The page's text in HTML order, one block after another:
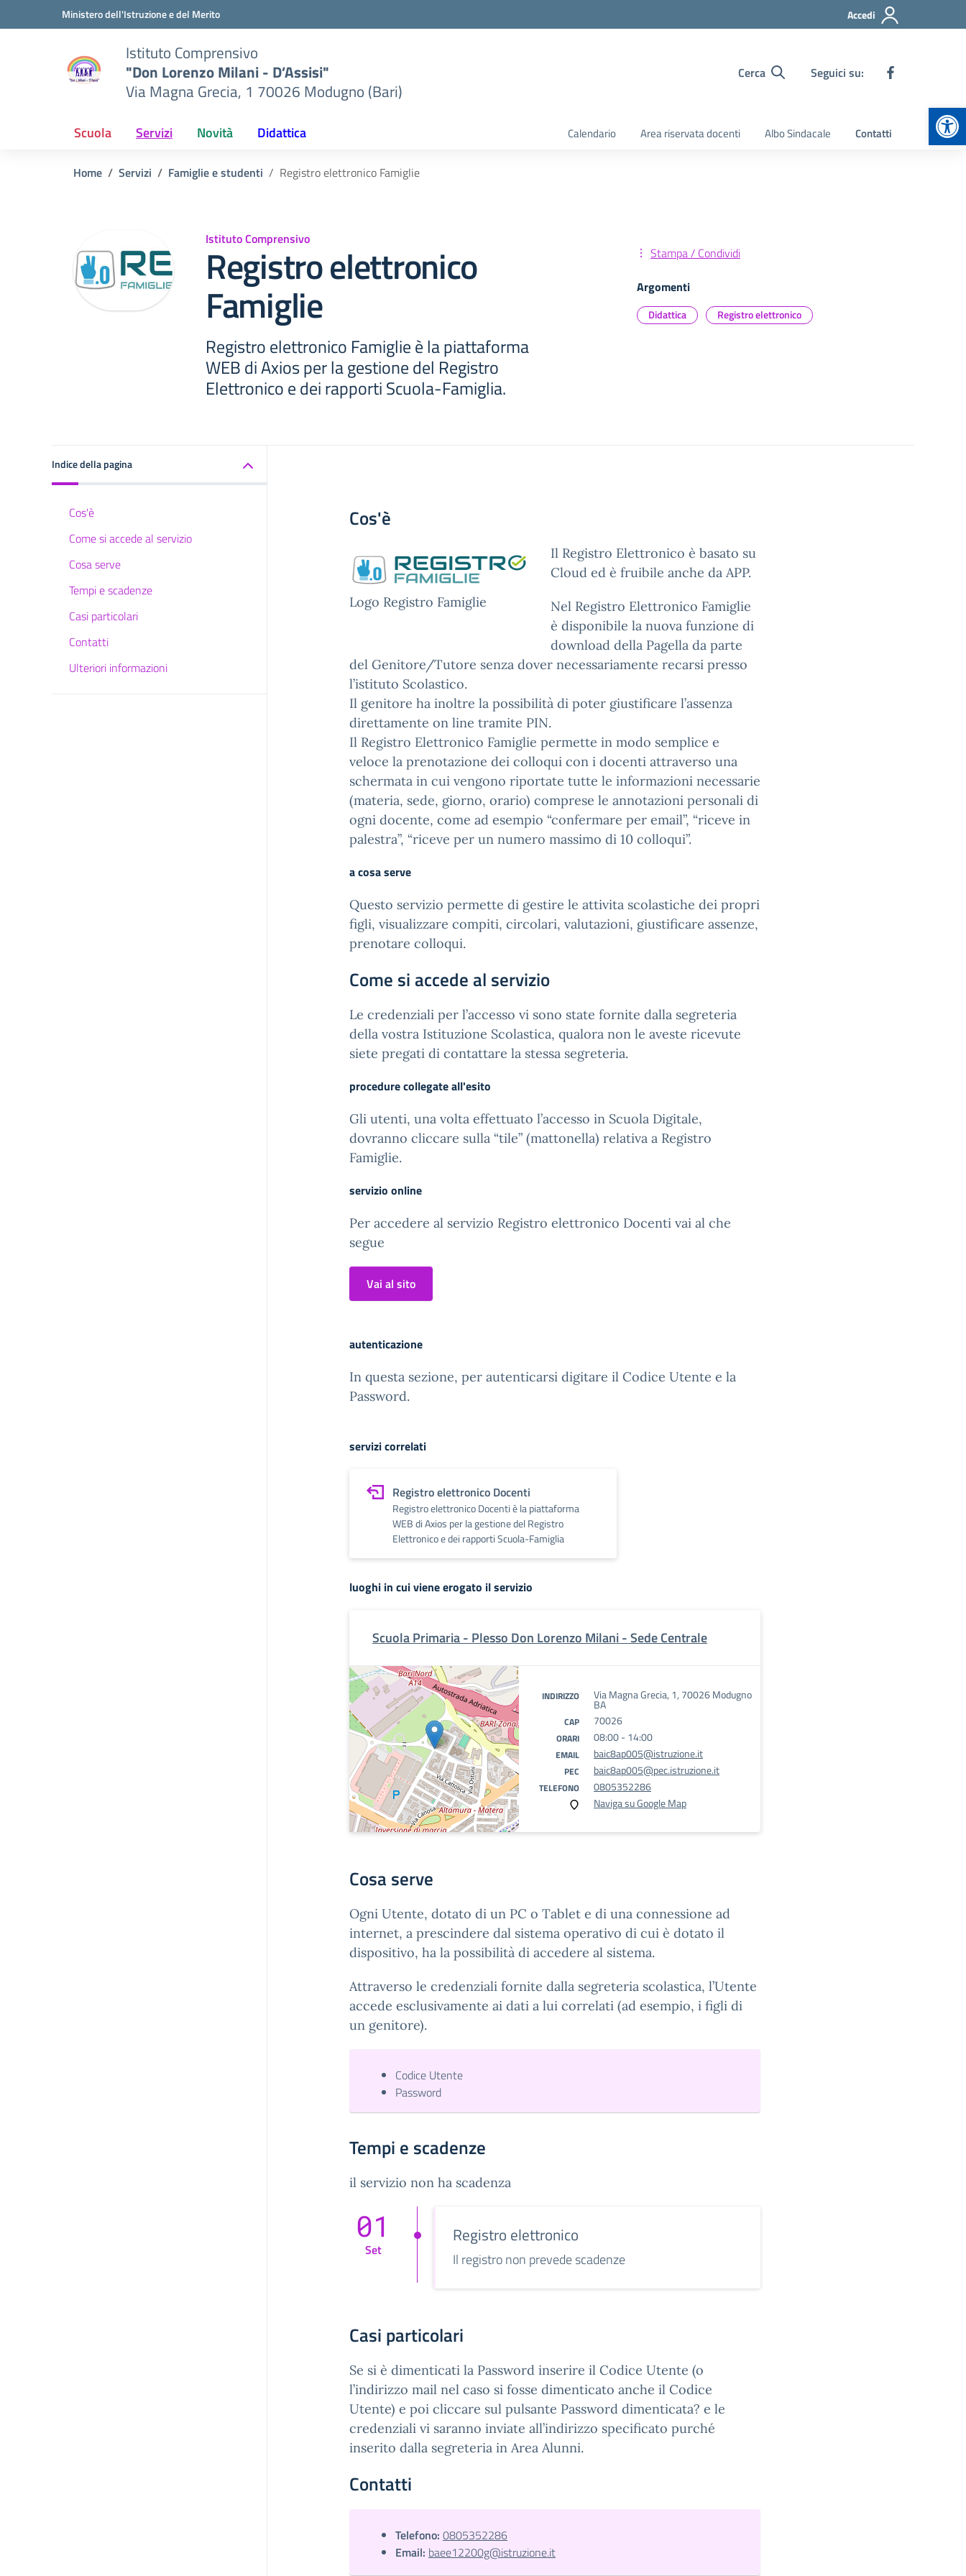
Vai ai contenuti
Vai al menu di navigazioneMinistero dell'Istruzione e del Merito Accedi
Istituto Comprensivo
"Don Lorenzo Milani - D’Assisi"
Via Magna Grecia, 1 70026 Modugno (Bari)
Cerca Seguici su:
Scuola Servizi Novità Didattica Calendario Area riservata docenti Albo Sindacale Contatti
Home Servizi Famiglie e studenti Registro elettronico Famiglie
Istituto Comprensivo
Registro elettronico
Famiglie
Registro elettronico Famiglie è la piattaforma
WEB di Axios per la gestione del Registro
Elettronico e dei rapporti Scuola-Famiglia.
Stampa / Condividi
Argomenti
Didattica Registro elettronico
Indice della pagina
Cos'è
Come si accede al servizio
Cosa serve
Tempi e scadenze
Casi particolari
Contatti
Ulteriori informazioni
Cos'è
Logo Registro Famiglie
Il Registro Elettronico è basato su
Cloud ed è fruibile anche da APP.
Nel Registro Elettronico Famiglie
è disponibile la nuova funzione di
download della Pagella da parte
del Genitore/Tutore senza dover necessariamente recarsi presso
l’istituto Scolastico.
Il genitore ha inoltre la possibilità di poter giustificare l’assenza
direttamente on line tramite PIN.
Il Registro Elettronico Famiglie permette in modo semplice e
veloce la prenotazione dei colloqui con i docenti attraverso una
schermata in cui vengono riportate tutte le informazioni necessarie
(materia, sede, giorno, orario) comprese le annotazioni personali di
ogni docente, come ad esempio “confermare per email”, “riceve in
palestra”, “riceve per un numero massimo di 10 colloqui”.
a cosa serve
Questo servizio permette di gestire le attivita scolastiche dei propri
figli, visualizzare compiti, circolari, valutazioni, giustificare assenze,
prenotare colloqui.
Come si accede al servizio
Le credenziali per l’accesso vi sono state fornite dalla segreteria
della vostra Istituzione Scolastica, qualora non le aveste ricevute
siete pregati di contattare la stessa segreteria.
procedure collegate all'esito
Gli utenti, una volta effettuato l’accesso in Scuola Digitale,
dovranno cliccare sulla “tile” (mattonella) relativa a Registro
Famiglie.
servizio online
Per accedere al servizio Registro elettronico Docenti vai al che
segue
Vai al sito
autenticazione
In questa sezione, per autenticarsi digitare il Codice Utente e la
Password.
servizi correlati
Registro elettronico Docenti
Registro elettronico Docenti è la piattaforma
WEB di Axios per la gestione del Registro
Elettronico e dei rapporti Scuola-Famiglia
luoghi in cui viene erogato il servizio
Scuola Primaria - Plesso Don Lorenzo Milani - Sede Centrale
INDIRIZZO Via Magna Grecia, 1, 70026 Modugno
BA
CAP 70026
ORARI 08:00 - 14:00
EMAIL baic8ap005@istruzione.it
PEC baic8ap005@pec.istruzione.it
TELEFONO
0805352286
Naviga su Google Map
Cosa serve
Ogni Utente, dotato di un PC o Tablet e di una connessione ad
internet, a prescindere dal sistema operativo di cui è dotato il
dispositivo, ha la possibilità di accedere al sistema.
Attraverso le credenziali fornite dalla segreteria scolastica, l’Utente
accede esclusivamente ai dati a lui correlati (ad esempio, i figli di
un genitore).
Codice Utente
Password
Tempi e scadenze
il servizio non ha scadenza
01
Set
Registro elettronico
Il registro non prevede scadenze
Casi particolari
Se si è dimenticati la Password inserire il Codice Utente (o
l’indirizzo mail nel caso si fosse dimenticato anche il Codice
Utente) e poi cliccare sul pulsante Password dimenticata? e le
credenziali vi saranno inviate all’indirizzo specificato purché
inserito dalla segreteria in Area Alunni.
Contatti
Telefono: 0805352286
Email: baee12200g@istruzione.it